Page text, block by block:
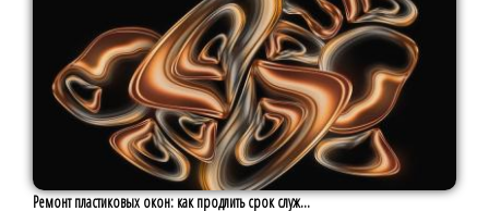
Ремонт пластиковых окон: как продлить срок служ...